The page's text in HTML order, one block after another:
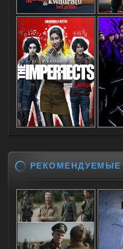
РЕКОМЕНДУЕМЫЕ